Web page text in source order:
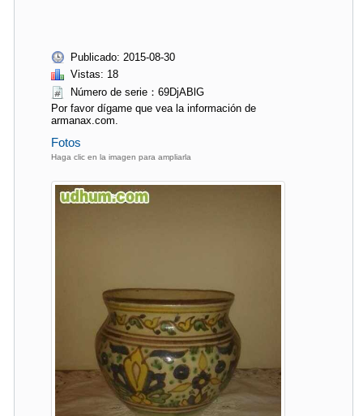
Publicado: 2015-08-30
Vistas: 18
Número de serie：69DjABlG
Por favor dígame que vea la información de
armanax.com.
Fotos
Haga clic en la imagen para ampliarla